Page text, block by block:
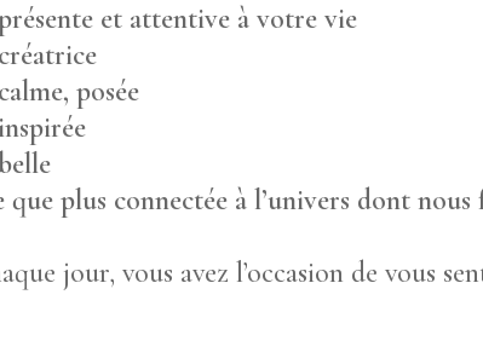
et attentive à votre vie
posée
que plus connectée à l’univers dont
jour, vous avez l’occasion de vous